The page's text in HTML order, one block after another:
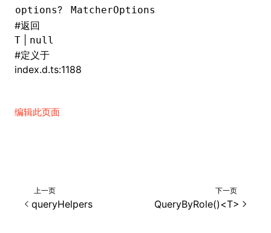
options? MatcherOptions
#返回
T null
#定义于
index.d.ts:1188
编辑此页面
上一页
queryHelpers
下一页
QueryByRole()<T>